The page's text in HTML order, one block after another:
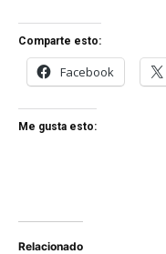
Comparte esto:
Facebook
Me gusta esto:
Relacionado